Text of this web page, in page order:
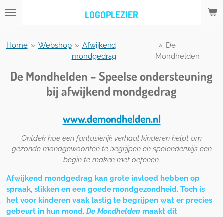
Ga
de
LOGOPLEZIER
Home » Webshop » Afwijkend
mondgedrag
» De
Mondhelden
De Mondhelden – Speelse ondersteuning
bij afwijkend mondgedrag
www.demondhelden.nl
Ontdek hoe een fantasierijk verhaal kinderen helpt om
gezonde mondgewoonten te begrijpen en spelenderwijs een
begin te maken met oefenen.
Afwijkend mondgedrag kan grote invloed hebben op
spraak, slikken en een goede mondgezondheid. Toch is
het voor kinderen vaak lastig te begrijpen wat er precies
gebeurt in hun mond. De Mondhelden maakt dit